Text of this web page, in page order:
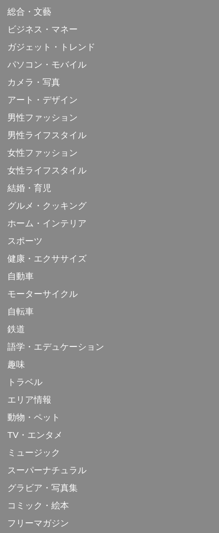
総合・文藝
ビジネス・マネー
ガジェット・トレンド
パソコン・モバイル
カメラ・写真
アート・デザイン
男性ファッション
男性ライフスタイル
女性ファッション
女性ライフスタイル
結婚・育児
グルメ・クッキング
ホーム・インテリア
スポーツ
健康・エクササイズ
自動車
モーターサイクル
自転車
鉄道
語学・エデュケーション
趣味
トラベル
エリア情報
動物・ペット
TV・エンタメ
ミュージック
スーパーナチュラル
グラビア・写真集
コミック・絵本
フリーマガジン